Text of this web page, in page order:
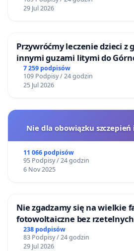
29 Jul 2026
Przywróćmy leczenie dzieci z
innymi guzami litymi do
Centrum Zdrowia Dziecka w
7 259 podpisów
109 Podpisy / 24 godzin
25 Jul 2026
Nie dla obowiązku szczepień
11 066 podpisów
95 Podpisy / 24 godzin
6 Nov 2025
Nie zgadzamy się na wielkie
fotowoltaiczne bez
mieszkańców
238 podpisów
83 Podpisy / 24 godzin
29 Jul 2026